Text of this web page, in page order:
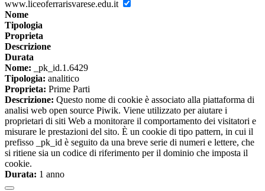
www.liceoferrarisvarese.edu.it
Nome
Tipologia
Proprieta
Descrizione
Durata
Nome: _pk_id.1.6429
Tipologia: analitico
Proprieta: Prime Parti
Descrizione: Questo nome di cookie è associato alla piattaforma di
analisi web open source Piwik. Viene utilizzato per aiutare i
proprietari di siti Web a monitorare il comportamento dei visitatori e
misurare le prestazioni del sito. È un cookie di tipo pattern, in cui il
prefisso _pk_id è seguito da una breve serie di numeri e lettere, che
si ritiene sia un codice di riferimento per il dominio che imposta il
cookie.
Durata: 1 anno